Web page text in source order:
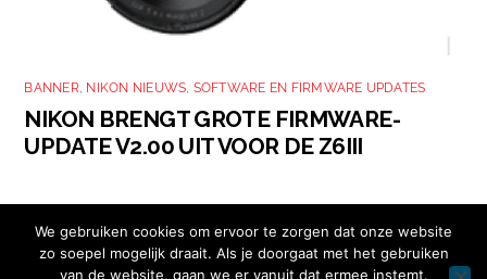
BANNER, NIKON NIEUWS, SOFTWARE EN FIRMWARE UPDATES
NIKON BRENGT GROTE FIRMWARE-
UPDATE V2.00 UIT VOOR DE Z6III
We gebruiken cookies om ervoor te zorgen dat onze website
zo soepel mogelijk draait. Als je doorgaat met het gebruiken
van de website, gaan we er vanuit dat ermee instemt.